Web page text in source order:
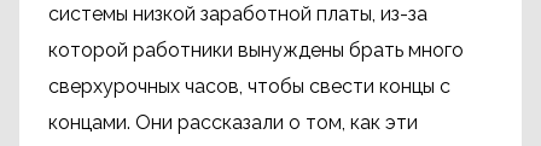
системы низкой заработной платы, из-за
которой работники вынуждены брать много
сверхурочных часов, чтобы свести концы с
концами. Они рассказали о том, как эти